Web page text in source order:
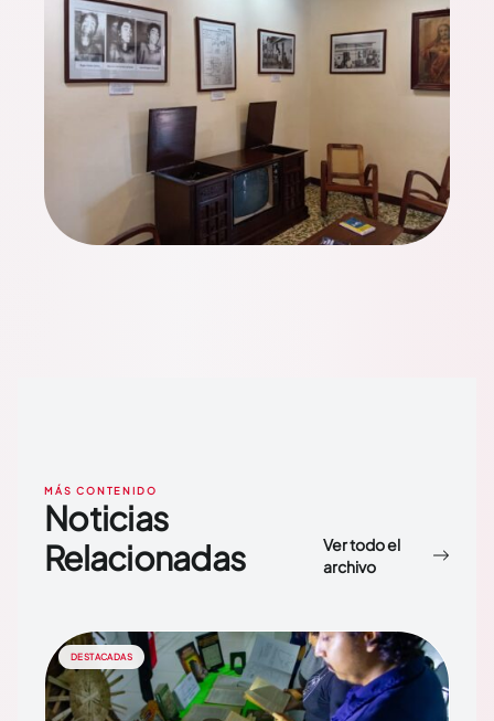
MÁS CONTENIDO
Noticias
Relacionadas
Ver todo el
archivo
DESTACADAS